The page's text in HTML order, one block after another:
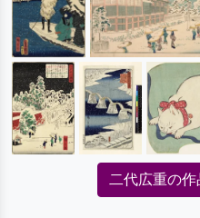
二代広重の